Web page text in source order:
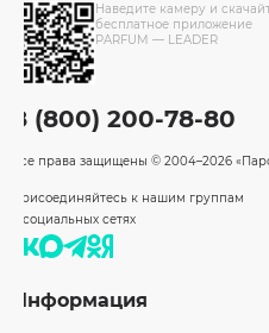
Наведите камеру и
бесплатное приложение
PARFUM — LEADER
8 (800) 200-78-80
Все права защищены © 2004–2026
Присоединяйтесь к нашим группам
в социальных сетях
Информация